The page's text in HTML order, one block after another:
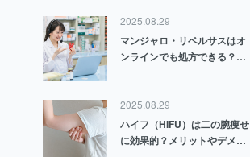
2025.08.29
マンジャロ・リベルサスはオ
ンラインでも処方できる？そ
2025.08.29
ハイフ（HIFU）は二の腕痩せ
に効果的？メリットやデメリ